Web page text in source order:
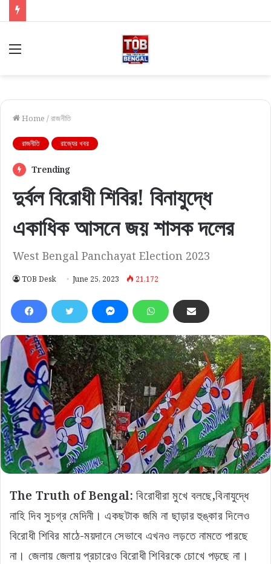
Menu
Home /রাজনীতি
রাজনীতি রাজ্যের খবর
Trending
দুর্বল বিরোধী শিবির! বিনাযুদ্ধে
একাধিক আসনে জয় শাসক দলের
West Bengal Panchayat Election 2023
TOB Desk June 25, 2023 21,172
The Truth of Bengal: বিরোধীরা মুখে বলছে,বিনাযুদ্ধে
নাহি দিব সুচগ্র মেদিনী। একছটাক জমি না ছা়ড়ার হুঙ্কার দিলেও
বিরোধী শিবির মাঠে-ময়দানে সেভাবে এখনও লড়তে নামতে পারছে
না। জেলায় জেলায় প্রচারেও বিরোধী শিবিরকে চোখে পড়ছে না।